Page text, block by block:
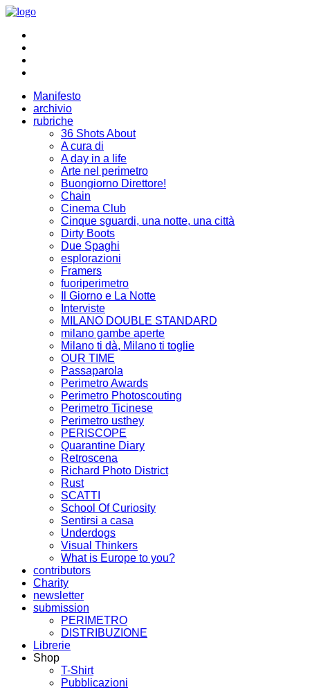
Manifesto
archivio
rubriche
36 Shots About
A cura di
A day in a life
Arte nel perimetro
Buongiorno Direttore!
Chain
Cinema Club
Cinque sguardi, una notte, una città
Dirty Boots
Due Spaghi
esplorazioni
Framers
fuoriperimetro
Il Giorno e La Notte
Interviste
MILANO DOUBLE STANDARD
milano gambe aperte
Milano ti dà, Milano ti toglie
OUR TIME
Passaparola
Perimetro Awards
Perimetro Photoscouting
Perimetro Ticinese
Perimetro usthey
PERISCOPE
Quarantine Diary
Retroscena
Richard Photo District
Rust
SCATTI
School Of Curiosity
Sentirsi a casa
Underdogs
Visual Thinkers
What is Europe to you?
contributors
Charity
newsletter
submission
PERIMETRO
DISTRIBUZIONE
Librerie
Shop
T-Shirt
Pubblicazioni